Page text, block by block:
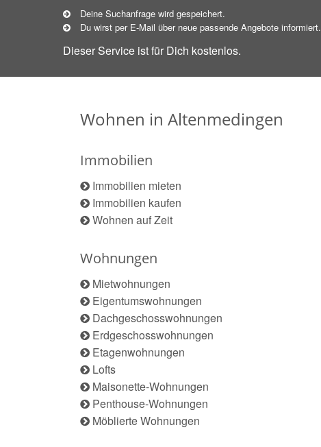
Deine Suchanfrage wird gespeichert.
Du wirst per E-Mail über neue passende Angebote informiert.
Dieser Service ist für Dich kostenlos.
Wohnen in Altenmedingen
Immobilien
Immobilien mieten
Immobilien kaufen
Wohnen auf Zeit
Wohnungen
Mietwohnungen
Eigentumswohnungen
Dachgeschosswohnungen
Erdgeschosswohnungen
Etagenwohnungen
Lofts
Maisonette-Wohnungen
Penthouse-Wohnungen
Möblierte Wohnungen